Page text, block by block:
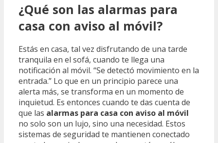
¿Qué son las alarmas para
casa con aviso al móvil?
Estás en casa, tal vez disfrutando de una tarde
tranquila en el sofá, cuando te llega una
notificación al móvil. “Se detectó movimiento en la
entrada.” Lo que en un principio parece una
alerta más, se transforma en un momento de
inquietud. Es entonces cuando te das cuenta de
que las alarmas para casa con aviso al móvil
no solo son un lujo, sino una necesidad. Estos
sistemas de seguridad te mantienen conectado